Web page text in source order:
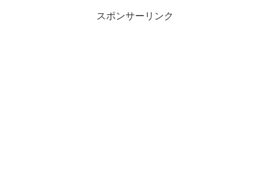
スポンサーリンク